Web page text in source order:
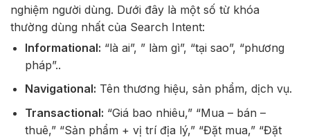
nghiệm người dùng. Dưới đây là một số từ khóa
thường dùng nhất của Search Intent:
Informational: “là ai”, ” làm gì”, “tại sao”, “phương
pháp”..
Navigational: Tên thương hiệu, sản phẩm, dịch vụ.
Transactional: “Giá bao nhiêu,” “Mua – bán –
thuê,” “Sản phẩm + vị trí địa lý,” “Đặt mua,” “Đặt